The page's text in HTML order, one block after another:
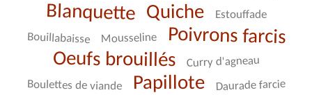
Blanquette Quiche Estouffade
Bouillabaisse Mousseline Poivrons farcis
Oeufs brouillés Curry d'agneau
Boulettes de viande Papillote Daurade farcie